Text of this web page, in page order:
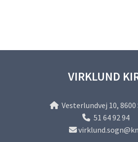
VIRKLUND
Vesterlundvej 10,
 51 64
